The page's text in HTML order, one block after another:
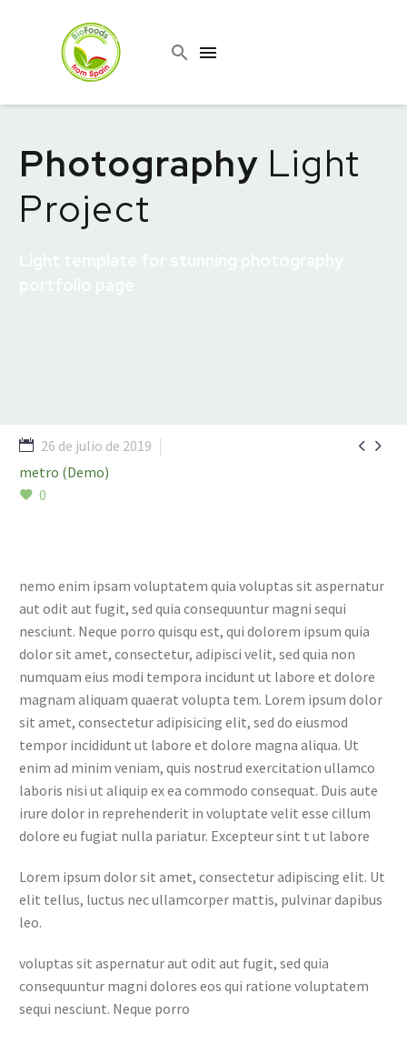
Photography Light
Project
 
26 de julio de 2019
metro (Demo)
0
Lorem ipsum dolor sit amet, consectetur adipiscing elit. Ut
elit tellus, luctus nec ullamcorper mattis, pulvinar dapibus
leo.
voluptas sit aspernatur aut odit aut fugit, sed quia
consequuntur magni dolores eos qui ratione voluptatem
sequi nesciunt. Neque porro
nemo enim ipsam voluptatem quia voluptas sit aspernatur
aut odit aut fugit, sed quia consequuntur magni sequi
nesciunt. Neque porro quisqu est, qui dolorem ipsum quia
dolor sit amet, consectetur, adipisci velit, sed quia non
numquam eius modi tempora incidunt ut labore et dolore
magnam aliquam quaerat volupta tem. Lorem ipsum dolor
sit amet, consectetur adipisicing elit, sed do eiusmod
tempor incididunt ut labore et dolore magna aliqua. Ut
enim ad minim veniam, quis nostrud exercitation ullamco
laboris nisi ut aliquip ex ea commodo consequat. Duis aute
irure dolor in reprehenderit in voluptate velit esse cillum
dolore eu fugiat nulla pariatur. Excepteur sint t ut labore